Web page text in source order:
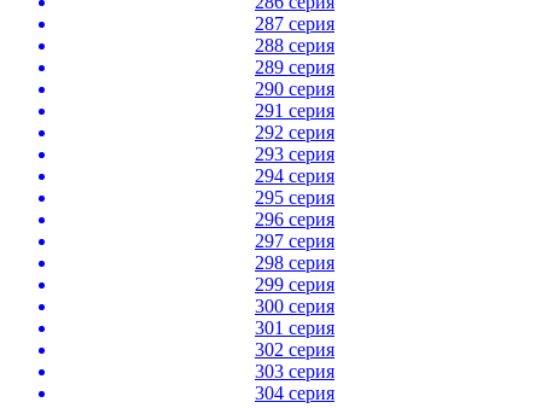
287 серия
288 серия
289 серия
290 серия
291 серия
292 серия
293 серия
294 серия
295 серия
296 серия
297 серия
298 серия
299 серия
300 серия
301 серия
302 серия
303 серия
304 серия